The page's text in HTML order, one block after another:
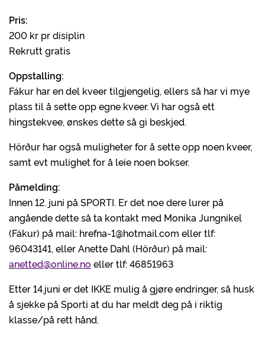
Pris:
200 kr pr disiplin
Rekrutt gratis
Oppstalling:
Fákur har en del kveer tilgjengelig, ellers så har vi mye
plass til å sette opp egne kveer. Vi har også ett
hingstekvee, ønskes dette så gi beskjed.
Hörður har også muligheter for å sette opp noen kveer,
samt evt mulighet for å leie noen bokser.
Påmelding:
Innen 12. juni på SPORTI. Er det noe dere lurer på
angående dette så ta kontakt med Monika Jungnikel
(Fákur) på mail: hrefna-1@hotmail.com eller tlf:
96043141, eller Anette Dahl (Hörður) på mail:
anetted@online.no eller tlf: 46851963
Etter 14.juni er det IKKE mulig å gjøre endringer, så husk
å sjekke på Sporti at du har meldt deg på i riktig
klasse/på rett hånd.